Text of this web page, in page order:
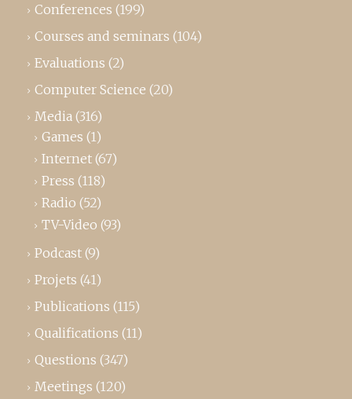
Conferences (199)
Courses and seminars (104)
Evaluations (2)
Computer Science (20)
Media (316)
Games (1)
Internet (67)
Press (118)
Radio (52)
TV-Video (93)
Podcast (9)
Projets (41)
Publications (115)
Qualifications (11)
Questions (347)
Meetings (120)